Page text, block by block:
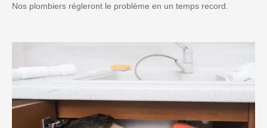
Nos plombiers régleront le problème en un temps record.